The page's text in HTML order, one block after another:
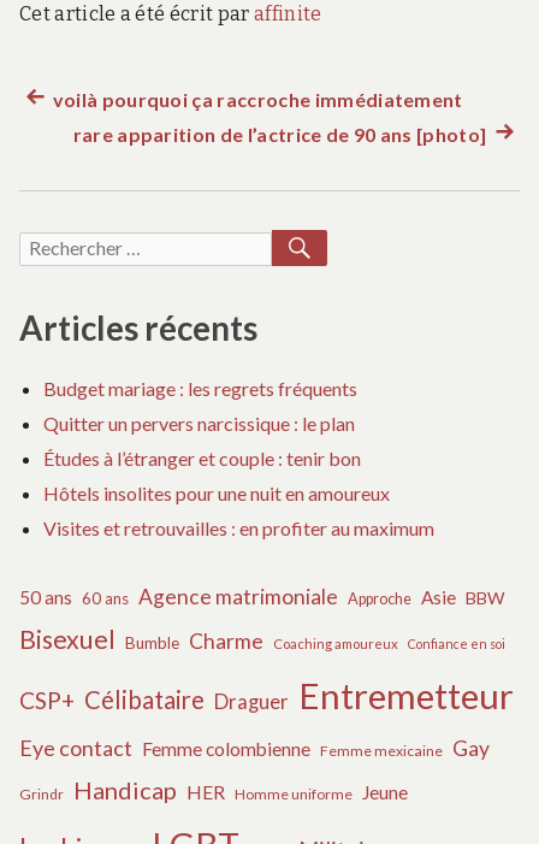
Cet article a été écrit par affinite
Navigation
l’article
Article
précédent :
voilà pourquoi ça raccroche immédiatement
rare apparition de l’actrice de 90 ans [photo]
Recherche
Articles récents
Budget mariage : les regrets fréquents
Quitter un pervers narcissique : le plan
Études à l’étranger et couple : tenir bon
Hôtels insolites pour une nuit en amoureux
Visites et retrouvailles : en profiter au maximum
50 ans 60 ans Agence matrimoniale Approche Asie BBW
Bisexuel Bumble Charme Coaching amoureux Confiance en soi
CSP+ Célibataire Draguer Entremetteur
Eye contact Femme colombienne Femme mexicaine Gay
Grindr Handicap HER Homme uniforme Jeune